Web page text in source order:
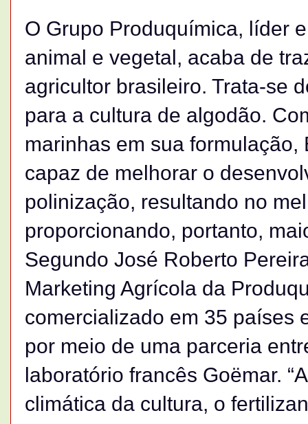
O Grupo Produquímica, líder
animal e vegetal, acaba de
agricultor brasileiro. Trata-se
para a cultura de algodão.
marinhas em sua
capaz de melhorar o
polinização, resultando no
proporcionando, portanto,
Segundo José Roberto
Marketing Agrícola da
comercializado em 35 países
por meio de uma parceria
laboratório francês Goëmar.
climática da cultura, o